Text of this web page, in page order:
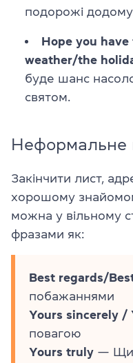
подорожі
Hope you
weather/the
буде шанс
святом.
Неформальне
Закінчити лист,
хорошому
можна у вільному
фразами як:
Best regards/
побажаннями
Yours sincerely
повагою
Yours truly —